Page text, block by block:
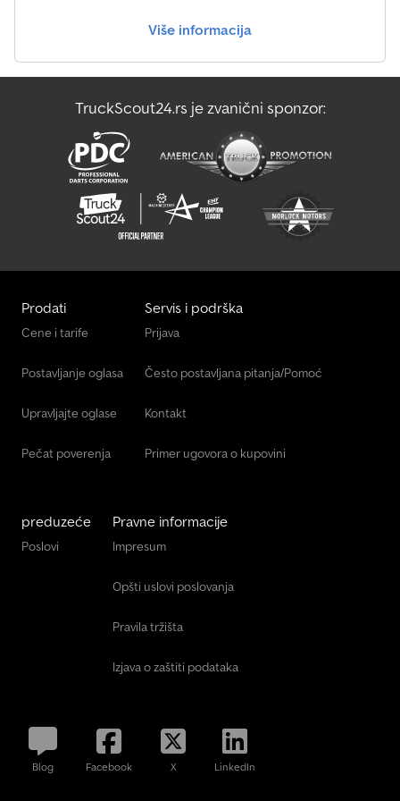
Fendt Twister 8608 Dn
Steyr Traktori
Valtra Traktori
Više informacija
TruckScout24.rs je zvanični sponzor:
Prodati
Cene i tarife
Postavljanje oglasa
Upravljajte oglase
Pečat poverenja
Servis i podrška
Prijava
Često postavljana pitanja/Pomoć
Kontakt
Primer ugovora o kupovini
preduzeće
Poslovi
Pravne informacije
Impresum
Opšti uslovi poslovanja
Pravila tržišta
Izjava o zaštiti podataka
Blog Facebook X LinkedIn